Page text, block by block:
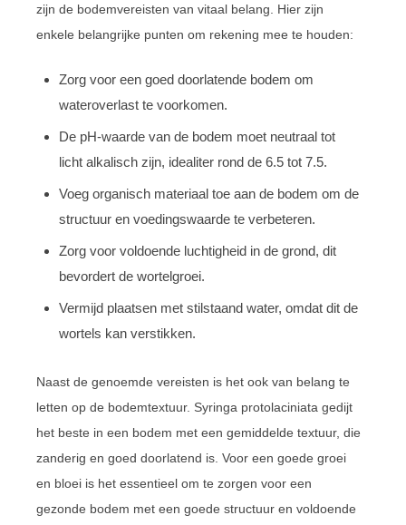
zijn de bodemvereisten van vitaal belang. Hier zijn
enkele belangrijke punten om rekening mee te houden:
Zorg voor een goed doorlatende bodem om
wateroverlast te voorkomen.
De pH-waarde van de bodem moet neutraal tot
licht alkalisch zijn, idealiter rond de 6.5 tot 7.5.
Voeg organisch materiaal toe aan de bodem om de
structuur en voedingswaarde te verbeteren.
Zorg voor voldoende luchtigheid in de grond, dit
bevordert de wortelgroei.
Vermijd plaatsen met stilstaand water, omdat dit de
wortels kan verstikken.
Naast de genoemde vereisten is het ook van belang te
letten op de bodemtextuur. Syringa protolaciniata gedijt
het beste in een bodem met een gemiddelde textuur, die
zanderig en goed doorlatend is. Voor een goede groei
en bloei is het essentieel om te zorgen voor een
gezonde bodem met een goede structuur en voldoende